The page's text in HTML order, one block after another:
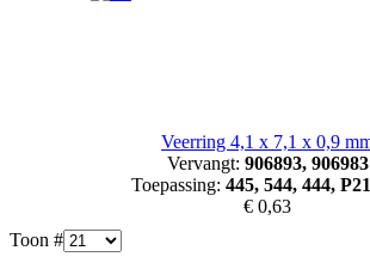
Veerring 4,1 x 7,1 x 0,9
Vervangt: 906893, 906983
Toepassing: 445, 544, 444,
€ 0,63
Toon #